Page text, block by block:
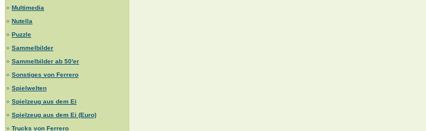
» Multimedia
» Nutella
» Puzzle
» Sammelbilder
» Sammelbilder ab 50'er
» Sonstiges von Ferrero
» Spielwelten
» Spielzeug aus dem Ei
» Spielzeug aus dem Ei (Euro)
» Trucks von Ferrero